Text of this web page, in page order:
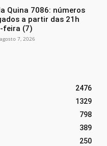
Quina 7086: números
a partir das 21h
feira (7)
agosto 7, 2026
2476
1329
798
389
250